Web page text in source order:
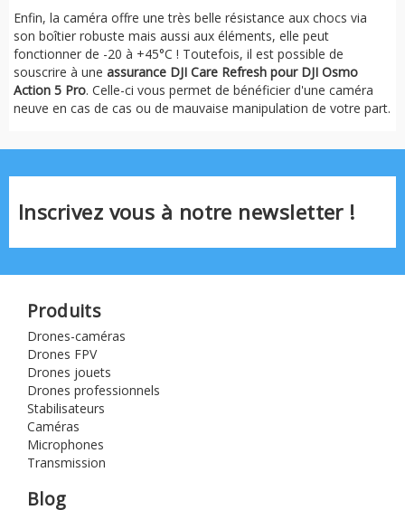
Enfin, la caméra offre une très belle résistance aux chocs via
son boîtier robuste mais aussi aux éléments, elle peut
fonctionner de -20 à +45°C ! Toutefois, il est possible de
souscrire à une assurance DJI Care Refresh pour DJI Osmo
Action 5 Pro. Celle-ci vous permet de bénéficier d'une caméra
neuve en cas de cas ou de mauvaise manipulation de votre part.
Inscrivez vous à notre newsletter !
Produits
Drones-caméras
Drones FPV
Drones jouets
Drones professionnels
Stabilisateurs
Caméras
Microphones
Transmission
Blog